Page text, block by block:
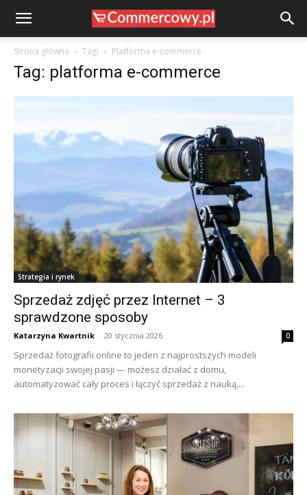
Strona główna Tagi Platforma e-commerce
Tag: platforma e-commerce
Strategia i rynek
Sprzedaż zdjęć przez Internet – 3
sprawdzone sposoby
Katarzyna Kwartnik - 20 stycznia 2026 0
Sprzedaż fotografii online to jeden z najprostszych modeli
monetyzacji swojej pasji — możesz działać z domu,
automatyzować cały proces i łączyć sprzedaż z nauką,...